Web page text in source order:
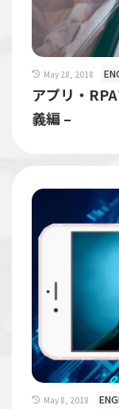
May 28, 2018
アプリ・
義編 –
May 8, 2018